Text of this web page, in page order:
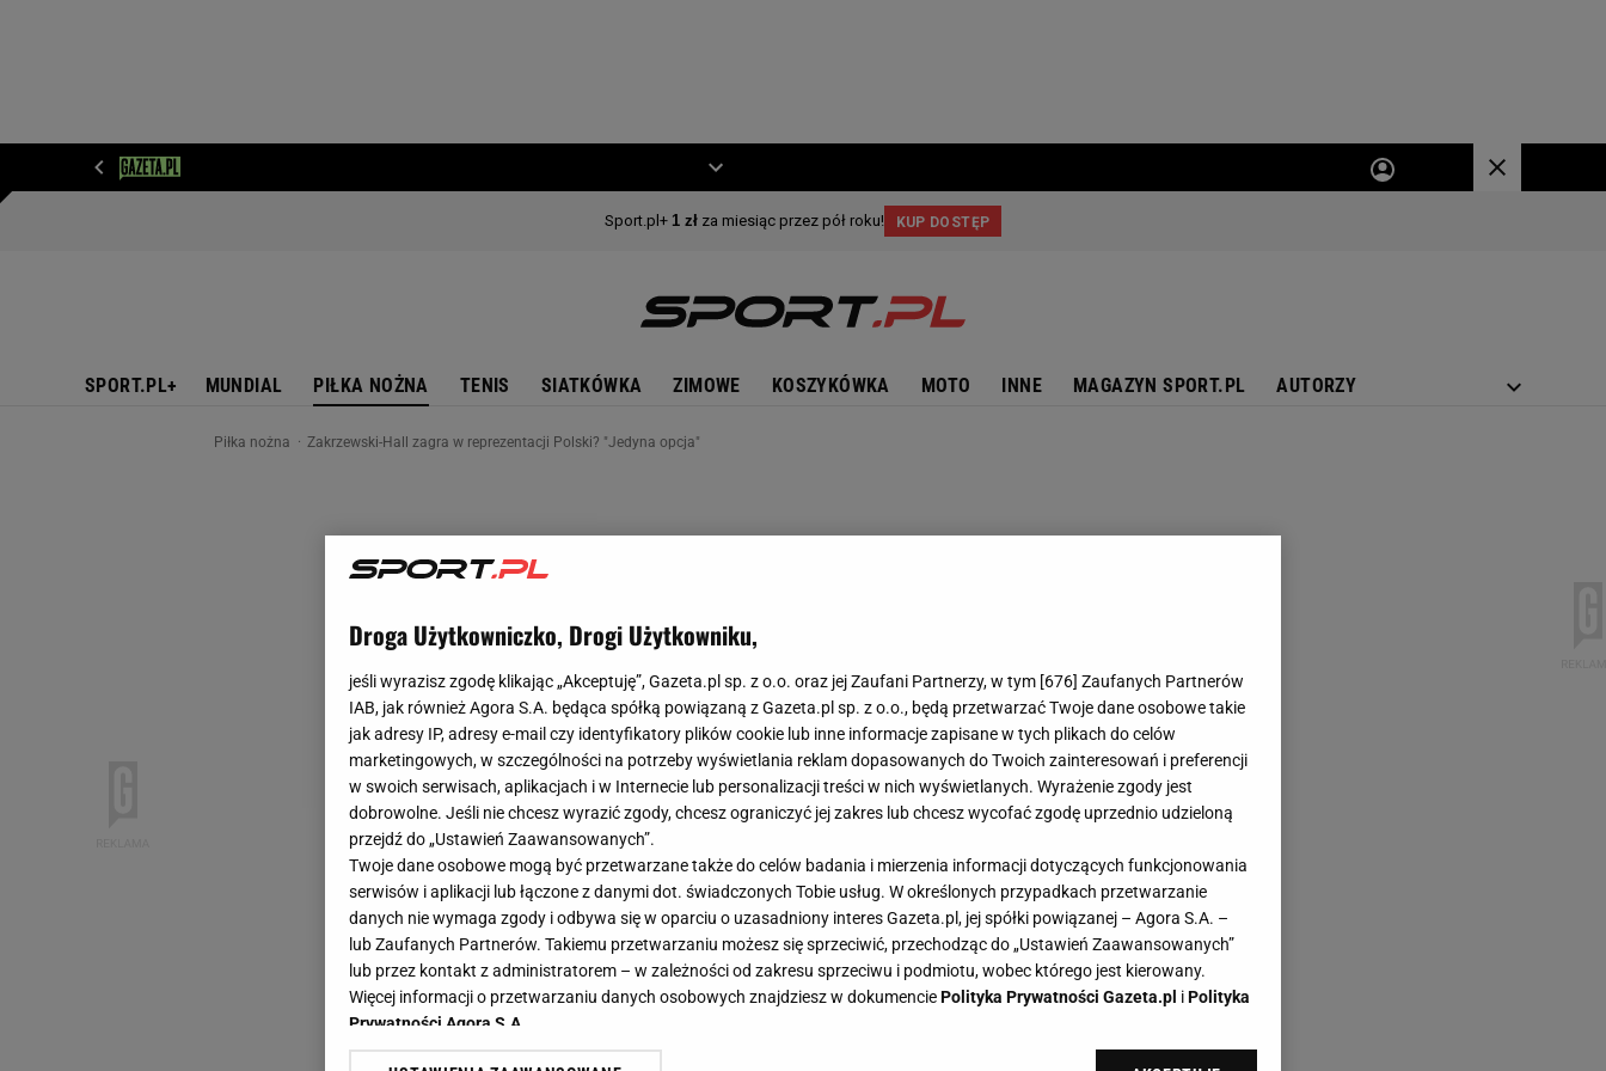
SPORT.PL+ MUNDIAL PIŁKA NOŻNA TENIS SIATKÓWKA ZIMOWE KOSZYKÓWKA MOTO INNE MAGAZYN SPORT.PL AUTORZY
Piłka nożna Zakrzewski-Hall zagra w reprezentacji Polski? "Jedyna opcja"
Droga Użytkowniczko, Drogi Użytkowniku,
jeśli wyrazisz zgodę klikając „Akceptuję”, Gazeta.pl sp. z o.o. oraz jej Zaufani Partnerzy, w tym [676] Zaufanych Partnerów
IAB, jak również Agora S.A. będąca spółką powiązaną z Gazeta.pl sp. z o.o., będą przetwarzać Twoje dane osobowe takie
jak adresy IP, adresy e-mail czy identyfikatory plików cookie lub inne informacje zapisane w tych plikach do celów
marketingowych, w szczególności na potrzeby wyświetlania reklam dopasowanych do Twoich zainteresowań i preferencji
w swoich serwisach, aplikacjach i w Internecie lub personalizacji treści w nich wyświetlanych. Wyrażenie zgody jest
dobrowolne. Jeśli nie chcesz wyrazić zgody, chcesz ograniczyć jej zakres lub chcesz wycofać zgodę uprzednio udzieloną
przejdź do „Ustawień Zaawansowanych”.
Twoje dane osobowe mogą być przetwarzane także do celów badania i mierzenia informacji dotyczących funkcjonowania
serwisów i aplikacji lub łączone z danymi dot. świadczonych Tobie usług. W określonych przypadkach przetwarzanie
danych nie wymaga zgody i odbywa się w oparciu o uzasadniony interes Gazeta.pl, jej spółki powiązanej – Agora S.A. –
lub Zaufanych Partnerów. Takiemu przetwarzaniu możesz się sprzeciwić, przechodząc do „Ustawień Zaawansowanych”
lub przez kontakt z administratorem – w zależności od zakresu sprzeciwu i podmiotu, wobec którego jest kierowany.
Więcej informacji o przetwarzaniu danych osobowych znajdziesz w dokumenciePolityka Prywatności Gazeta.pl iPolityka
Prywatności Agora S.A.